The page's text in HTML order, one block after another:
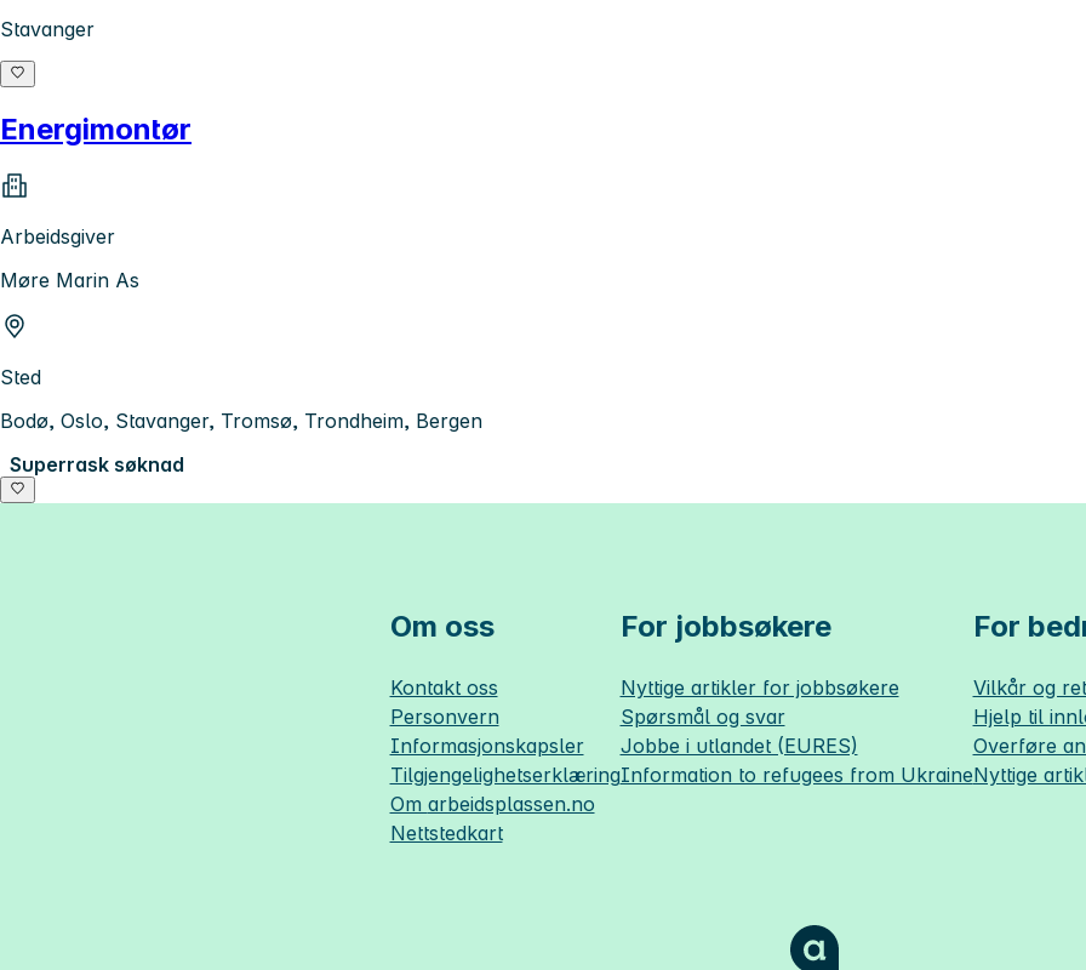
Stavanger
Energimontør
Arbeidsgiver
Møre Marin As
Sted
Bodø, Oslo, Stavanger, Tromsø, Trondheim, Bergen
Superrask søknad
Om oss
Kontakt oss
Personvern
Informasjonskapsler
Tilgjengelighetserklæring
Om arbeidsplassen.no
Nettstedkart
For jobbsøkere
Nyttige artikler for jobbsøkere
Spørsmål og svar
Jobbe i utlandet (EURES)
Information to refugees from Ukraine
For
Vilkår og
Hjelp til
Overføre
Nyttige